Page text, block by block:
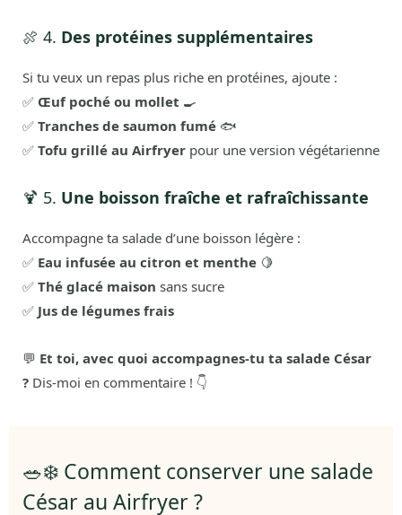
🍖 4. Des protéines supplémentaires
Si tu veux un repas plus riche en protéines, ajoute :
✅ Œuf poché ou mollet 🍳
✅ Tranches de saumon fumé 🐟
✅ Tofu grillé au Airfryer pour une version végétarienne
🍹 5. Une boisson fraîche et rafraîchissante
Accompagne ta salade d’une boisson légère :
✅ Eau infusée au citron et menthe 🍋
✅ Thé glacé maison sans sucre
✅ Jus de légumes frais
💬 Et toi, avec quoi accompagnes-tu ta salade César
? Dis-moi en commentaire ! 👇
🥗❄️ Comment conserver une salade
César au Airfryer ?